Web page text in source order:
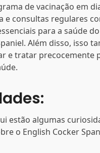
de vacinação em
e consultas regulares
para a saúde
Além disso, isso
e tratar precocemente
estão algumas
o English Cocker